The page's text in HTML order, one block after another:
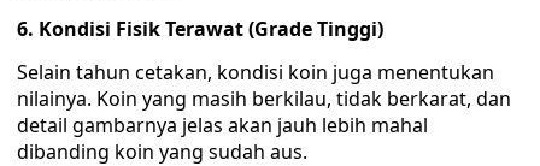
6. Kondisi Fisik Terawat (Grade Tinggi)
Selain tahun cetakan, kondisi koin juga menentukan
nilainya. Koin yang masih berkilau, tidak berkarat, dan
detail gambarnya jelas akan jauh lebih mahal
dibanding koin yang sudah aus.